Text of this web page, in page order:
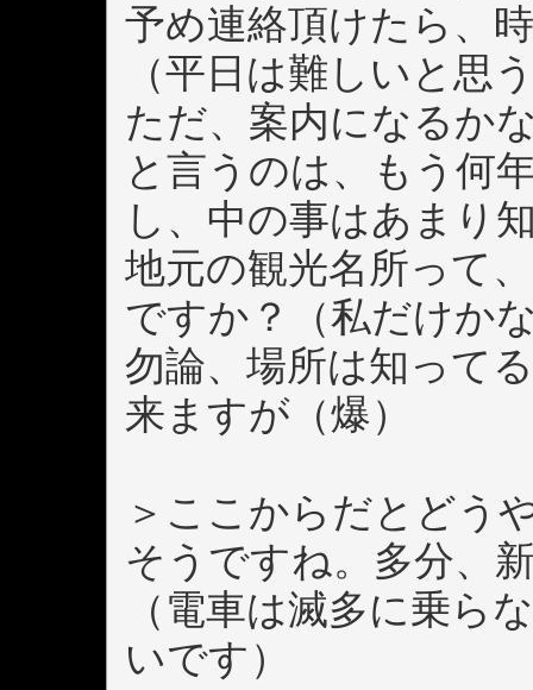
予め連絡頂けたら、
（平日は難しいと思
ただ、案内になるか
と言うのは、もう何
し、中の事はあまり
地元の観光名所って
ですか？（私だけか
勿論、場所は知って
来ますが（爆）
＞ここからだとどう
そうですね。多分、
（電車は滅多に乗ら
いです）